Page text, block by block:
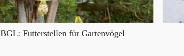
BGL: Futterstellen für Gartenvögel